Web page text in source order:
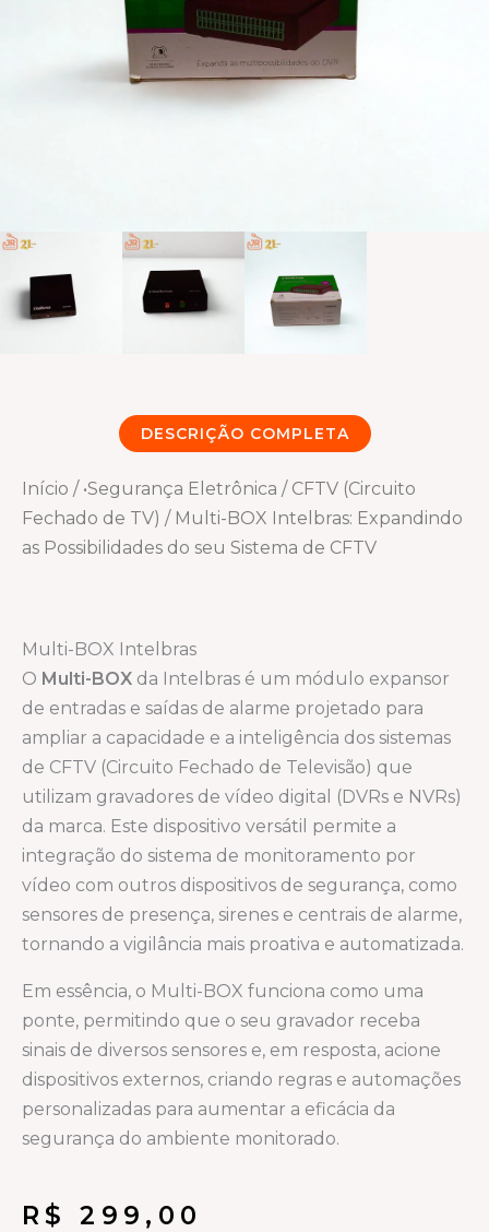
DESCRIÇÃO COMPLETA
Início / •Segurança Eletrônica / CFTV (Circuito
Fechado de TV) / Multi-BOX Intelbras: Expandindo
as Possibilidades do seu Sistema de CFTV
Multi-BOX Intelbras
O Multi-BOX da Intelbras é um módulo expansor
de entradas e saídas de alarme projetado para
ampliar a capacidade e a inteligência dos sistemas
de CFTV (Circuito Fechado de Televisão) que
utilizam gravadores de vídeo digital (DVRs e NVRs)
da marca. Este dispositivo versátil permite a
integração do sistema de monitoramento por
vídeo com outros dispositivos de segurança, como
sensores de presença, sirenes e centrais de alarme,
tornando a vigilância mais proativa e automatizada.
Em essência, o Multi-BOX funciona como uma
ponte, permitindo que o seu gravador receba
sinais de diversos sensores e, em resposta, acione
dispositivos externos, criando regras e automações
personalizadas para aumentar a eficácia da
segurança do ambiente monitorado.
R$ 299,00